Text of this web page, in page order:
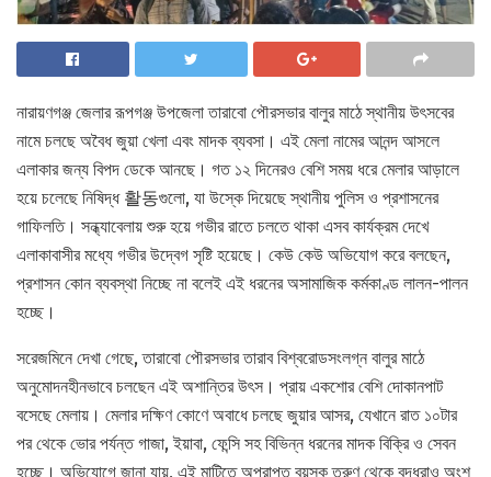
নারায়ণগঞ্জ জেলার রূপগঞ্জ উপজেলা তারাবো পৌরসভার বালুর মাঠে স্থানীয় উৎসবের
নামে চলছে অবৈধ জুয়া খেলা এবং মাদক ব্যবসা। এই মেলা নামের আনন্দ আসলে
এলাকার জন্য বিপদ ডেকে আনছে। গত ১২ দিনেরও বেশি সময় ধরে মেলার আড়ালে
হয়ে চলেছে নিষিদ্ধ 활동গুলো, যা উস্কে দিয়েছে স্থানীয় পুলিস ও প্রশাসনের
গাফিলতি। সন্ধ্যাবেলায় শুরু হয়ে গভীর রাতে চলতে থাকা এসব কার্যক্রম দেখে
এলাকাবাসীর মধ্যে গভীর উদ্বেগ সৃষ্টি হয়েছে। কেউ কেউ অভিযোগ করে বলছেন,
প্রশাসন কোন ব্যবস্থা নিচ্ছে না বলেই এই ধরনের অসামাজিক কর্মকাণ্ড লালন-পালন
হচ্ছে।
সরেজমিনে দেখা গেছে, তারাবো পৌরসভার তারাব বিশ্বরোডসংলগ্ন বালুর মাঠে
অনুমোদনহীনভাবে চলছেন এই অশান্তির উৎস। প্রায় একশোর বেশি দোকানপাট
বসেছে মেলায়। মেলার দক্ষিণ কোণে অবাধে চলছে জুয়ার আসর, যেখানে রাত ১০টার
পর থেকে ভোর পর্যন্ত গাজা, ইয়াবা, ফেন্সি সহ বিভিন্ন ধরনের মাদক বিক্রি ও সেবন
হচ্ছে। অভিযোগে জানা যায়, এই মাটিতে অপ্রাপ্ত বয়স্ক তরুণ থেকে বৃদ্ধরাও অংশ